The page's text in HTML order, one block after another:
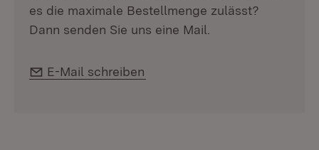
es die maximale Bestellmenge zulässt?
Dann senden Sie uns eine Mail.
E-Mail:
E-Mail schreiben